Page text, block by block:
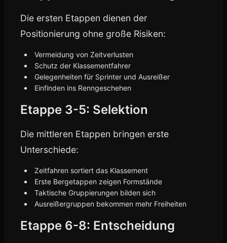
Die ersten Etappen dienen der
Positionierung ohne große Risiken:
Vermeidung von Zeitverlusten
Schutz der Klassementfahrer
Gelegenheiten für Sprinter und Ausreißer
Einfinden ins Renngeschehen
Etappe 3-5: Selektion
Die mittleren Etappen bringen erste
Unterschiede:
Zeitfahren sortiert das Klassement
Erste Bergetappen zeigen Formstände
Taktische Gruppierungen bilden sich
Ausreißergruppen bekommen mehr Freiheiten
Etappe 6-8: Entscheidung